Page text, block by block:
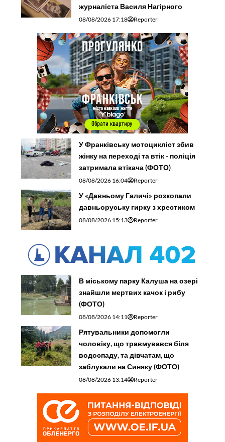
журналіста Василя Нагірного
08/08/2026 17:18 Reporter
У Франківську мотоцикліст збив
жінку на переході та втік - поліція
затримала втікача (ФОТО)
08/08/2026 16:04 Reporter
У «Давньому Галичі» розкопали
давньоруську гирку з хрестиком
08/08/2026 15:13 Reporter
В міському парку Калуша на озері
знайшли мертвих качок і рибу
(ФОТО)
08/08/2026 14:11 Reporter
Рятувальники допомогли
чоловіку, що травмувався біля
водоспаду, та дівчатам, що
заблукали на Синяку (ФОТО)
08/08/2026 13:14 Reporter